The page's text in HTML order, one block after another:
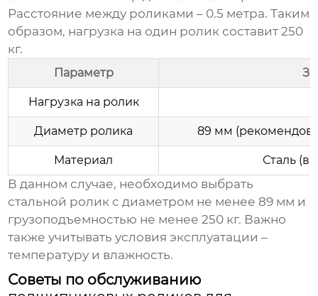
Расстояние между роликами – 0.5 метра. Таким
образом, нагрузка на один ролик составит 250
кг.
Параметр
Нагрузка на ролик
Диаметр ролика 89 мм
Материал Сталь
В данном случае, необходимо выбрать
стальной ролик с диаметром не менее 89 мм и
грузоподъемностью не менее 250 кг. Важно
также учитывать условия эксплуатации –
температуру и влажность.
Советы по обслуживанию